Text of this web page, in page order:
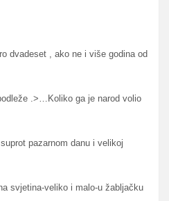
dvadeset , ako ne i više godina od
.>…Koliko ga je narod volio
pazarnom danu i velikoj
svjetina-veliko i malo-u žabljačku